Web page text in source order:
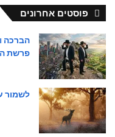
פוסטים אחרונים
הברכה
פרשת
לשמור